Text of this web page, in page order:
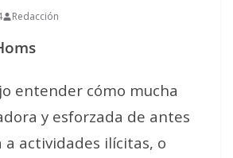
Redacción
entender cómo mucha
y esforzada de antes
a actividades ilícitas, o